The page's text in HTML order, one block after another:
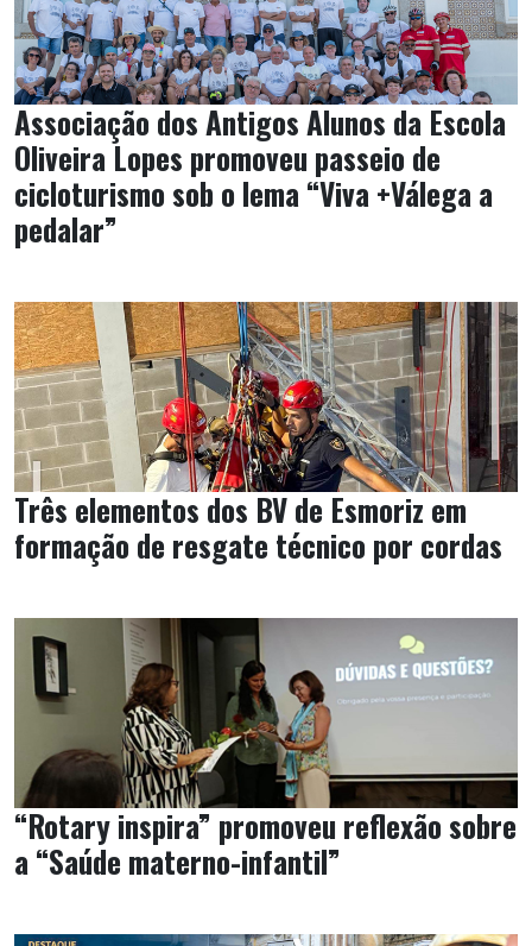
Associação dos Antigos Alunos da Escola
Oliveira Lopes promoveu passeio de
cicloturismo sob o lema “Viva +Válega a
pedalar”
Três elementos dos BV de Esmoriz em
formação de resgate técnico por cordas
“Rotary inspira” promoveu reflexão sobre
a “Saúde materno-infantil”